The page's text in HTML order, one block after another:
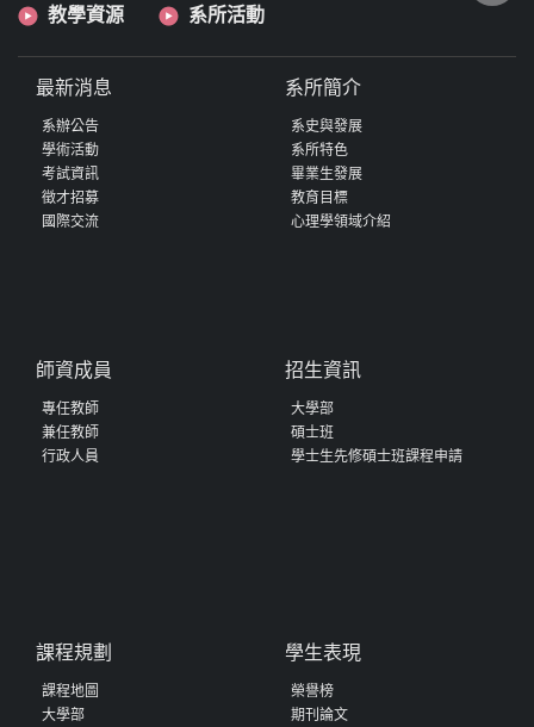
教學資源
系所活動
最新消息
系辦公告
學術活動
考試資訊
徵才招募
國際交流
系所簡介
系史與發展
系所特色
畢業生發展
教育目標
心理學領域介紹
師資成員
專任教師
兼任教師
行政人員
招生資訊
大學部
碩士班
學士生先修碩士班課程申請
課程規劃
課程地圖
大學部
學生表現
榮譽榜
期刊論文